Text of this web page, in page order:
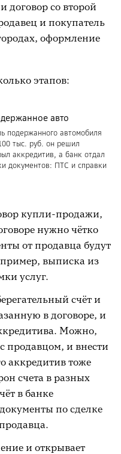
договор со второй
и покупатель
оформление
этапов:
авто
подержанного автомобиля
тыс. руб. он решил
аккредитив, а банк отдал
документов: ПТС и справки
купли-продажи,
нужно чётко
от продавца будут
выписка из
услуг.
счёт и
в договоре, и
Можно,
продавцом, и внести
аккредитив тоже
счета в разных
в банке
по сделке
и открывает